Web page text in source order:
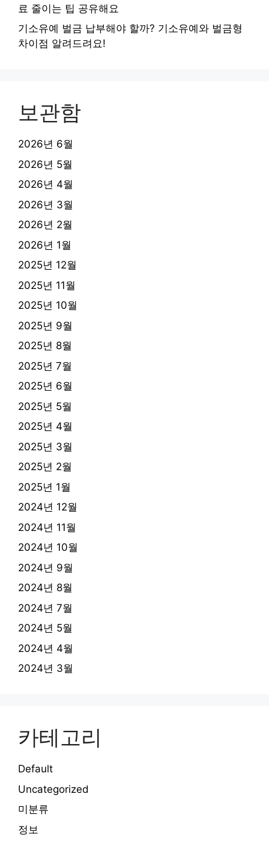
료 줄이는 팁 공유해요
기소유예 벌금 납부해야 할까? 기소유예와 벌금형
차이점 알려드려요!
보관함
2026년 6월
2026년 5월
2026년 4월
2026년 3월
2026년 2월
2026년 1월
2025년 12월
2025년 11월
2025년 10월
2025년 9월
2025년 8월
2025년 7월
2025년 6월
2025년 5월
2025년 4월
2025년 3월
2025년 2월
2025년 1월
2024년 12월
2024년 11월
2024년 10월
2024년 9월
2024년 8월
2024년 7월
2024년 5월
2024년 4월
2024년 3월
카테고리
Default
Uncategorized
미분류
정보